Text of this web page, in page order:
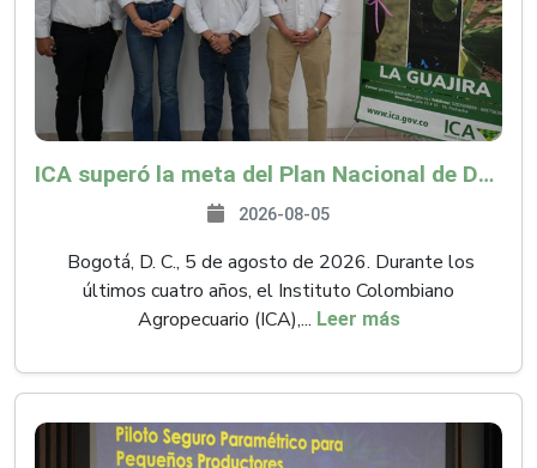
ICA superó la meta del Plan Nacional de Desarrollo y abrió 61 mercados internacionales
2026-08-05
Bogotá, D. C., 5 de agosto de 2026. Durante los
últimos cuatro años, el Instituto Colombiano
Agropecuario (ICA),... Leer más